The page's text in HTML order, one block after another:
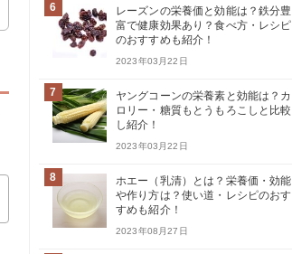
6
レーズンの栄養価と効能は？鉄分豊
富で健康効果あり？食べ方・レシピ
のおすすめも紹介！
2023年03月22日
7
ヤングコーンの栄養素と効能は？カ
ロリー・糖質もとうもろこしと比較
し紹介！
2023年03月22日
8
ホエー（乳清）とは？栄養価・効能
や作り方は？使い道・レシピのおす
すめも紹介！
2023年08月27日